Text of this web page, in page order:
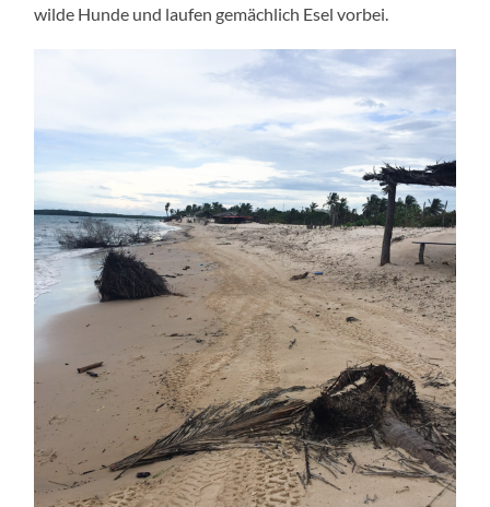
wil­de Hun­de und lau­fen gemäch­lich Esel vorbei.